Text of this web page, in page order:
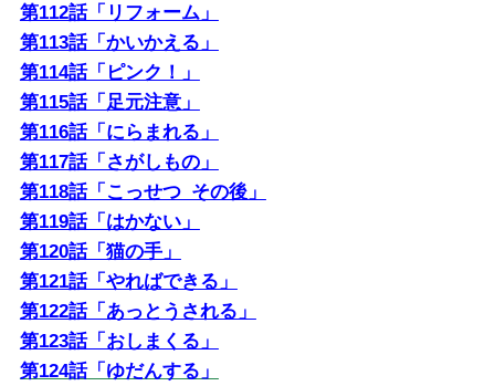
第112話「リフォーム」
第113話「かいかえる」
第114話「ピンク！」
第115話「足元注意」
第116話「にらまれる」
第117話「さがしもの」
第118話「こっせつ_その後」
第119話「はかない」
第120話「猫の手」
第121話「やればできる」
第122話「あっとうされる」
第123話「おしまくる」
第124話「ゆだんする」